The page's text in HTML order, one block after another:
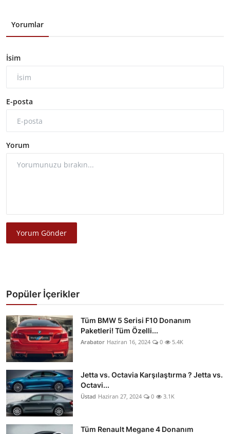
Yorumlar
İsim
E-posta
Yorum
Yorum Gönder
Popüler İçerikler
Tüm BMW 5 Serisi F10 Donanım
Paketleri! Tüm Özelli...
Arabator Haziran 16, 2024 0 5.4K
Jetta vs. Octavia Karşılaştırma ? Jetta vs.
Octavi...
Üstad Haziran 27, 2024 0 3.1K
Tüm Renault Megane 4 Donanım